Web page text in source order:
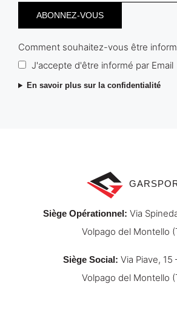
Comment souhaitez-vous être
J'accepte d'être informé par Email
En savoir plus sur la confidentialité
Siège Opérationnel: Via
Volpago del Montello
Siège Social: Via Piave, 15
Volpago del Montello